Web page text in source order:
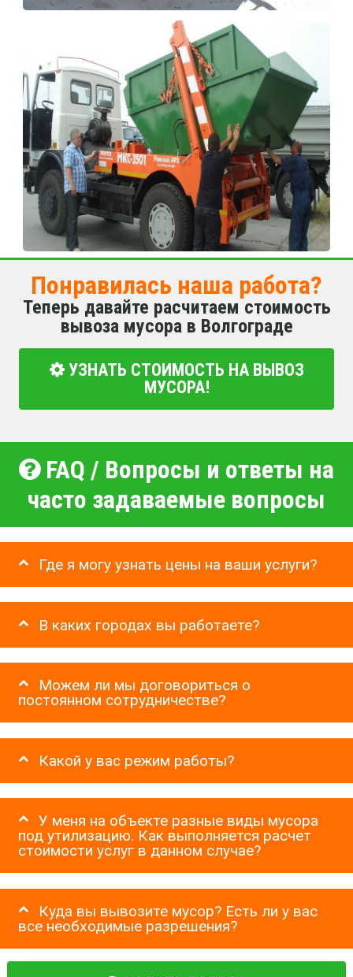
Понравилась наша работа?
Теперь давайте расчитаем стоимость
вывоза мусора в Волгограде
УЗНАТЬ СТОИМОСТЬ НА ВЫВОЗ
МУСОРА!
FAQ / Вопросы и ответы на
часто задаваемые вопросы
Где я могу узнать цены на ваши услуги?
В каких городах вы работаете?
Можем ли мы договориться о
постоянном сотрудничестве?
Какой у вас режим работы?
У меня на объекте разные виды мусора
под утилизацию. Как выполняется расчет
стоимости услуг в данном случае?
Куда вы вывозите мусор? Есть ли у вас
все необходимые разрешения?